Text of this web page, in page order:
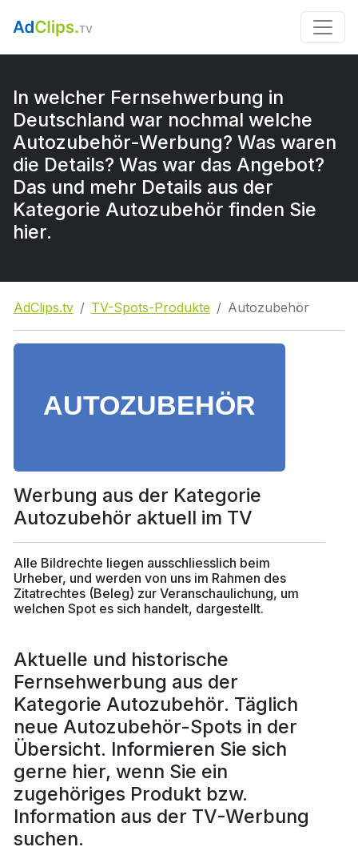
In welcher Fernsehwerbung in
Deutschland war nochmal welche
Autozubehör-Werbung? Was waren
die Details? Was war das Angebot?
Das und mehr Details aus der
Kategorie Autozubehör finden Sie
hier.
AdClips.tv TV-Spots-Produkte Autozubehör
Werbung aus der Kategorie
Autozubehör aktuell im TV
Alle Bildrechte liegen ausschliesslich beim
Urheber, und werden von uns im Rahmen des
Zitatrechtes (Beleg) zur Veranschaulichung, um
welchen Spot es sich handelt, dargestellt.
Aktuelle und historische
Fernsehwerbung aus der
Kategorie Autozubehör. Täglich
neue Autozubehör-Spots in der
Übersicht. Informieren Sie sich
gerne hier, wenn Sie ein
zugehöriges Produkt bzw.
Information aus der TV-Werbung
suchen.